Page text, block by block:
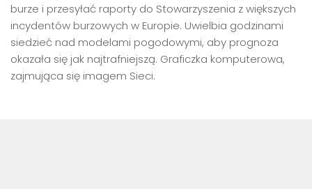
burze i przesyłać raporty do Stowarzyszenia z większych
incydentów burzowych w Europie. Uwielbia godzinami
siedzieć nad modelami pogodowymi, aby prognoza
okazała się jak najtrafniejszą. Graficzka komputerowa,
zajmująca się imagem Sieci.